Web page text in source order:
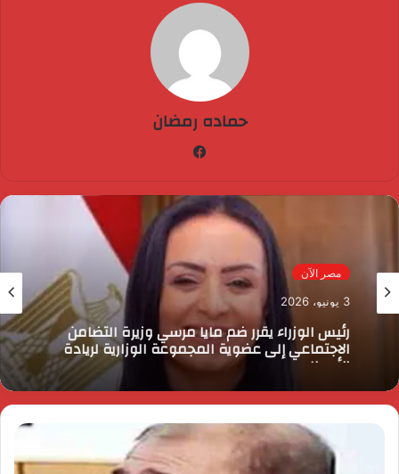
حماده رمضان
مصر الآن
3 يونيو، 2026
رئيس الوزراء يقرر ضم مايا مرسي وزيرة التضامن
الاجتماعي إلى عضوية المجموعة الوزارية لريادة
الأعمال